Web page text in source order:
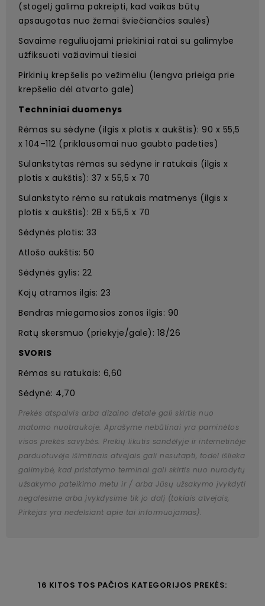
(stogelį galima pakreipti, kad vaikas būtų
apsaugotas nuo žemai šviečiančios saulės)
Savaime reguliuojami priekiniai ratai su galimybe
užfiksuoti važiavimui tiesiai
Pirkinių krepšelis po vežimėliu (lengva prieiga prie
krepšelio dėl atvarto gale)
Techniniai duomenys
Rėmas su sėdyne (ilgis x plotis x aukštis): 90 x 55,5
x 104–112 (priklausomai nuo gaubto padėties)
Sulankstytas rėmas su sėdyne ir ratukais (ilgis x
plotis x aukštis): 37 x 55,5 x 70
Sulankstyto rėmo su ratukais matmenys (ilgis x
plotis x aukštis): 28 x 55,5 x 70
Sėdynės plotis: 33
Atlošo aukštis: 50
Sėdynės gylis: 22
Kojų atramos ilgis: 23
Bendras miegamosios zonos ilgis: 90
Ratų skersmuo (priekyje/gale): 18/26
SVORIS
Rėmas su ratukais: 6,60
Sėdynė: 4,70
Prekės atspalvis arba dizaino detalė gali skirtis nuo
matomo nuotraukoje. Aprašyme nebūtinai yra paminėtos
visos prekės savybės. Prekių likutis sandėlyje ir internetinėje
parduotuvėje išimtinais atvejais gali nesutapti, todėl išlieka
galimybė, kad pristatymo terminai gali skirtis nuo nurodytų
užsakymo pateikimo metu ir / arba Jūsų užsakymo įvykdyti
negalėsime arba įvykdysime tik jo dalį (tokiais atvejais,
Pirkėjas yra nedelsiant apie tai informuojamas).
16 KITOS TOS PAČIOS KATEGORIJOS PREKĖS: